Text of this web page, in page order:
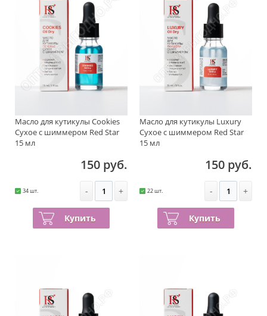
Масло для кутикулы Cookies
Сухое с шиммером Red Star
15 мл
150 руб.
34 шт. - +
Купить
Масло для кутикулы Luxury
Сухое с шиммером Red Star
15 мл
150 руб.
22 шт. - +
Купить